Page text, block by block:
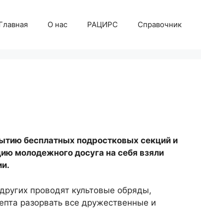
О нас РАЦИРС Справочник
бесплатных подростковых секций и
молодежного досуга на себя взяли
проводят культовые обряды,
разорвать все дружественные и